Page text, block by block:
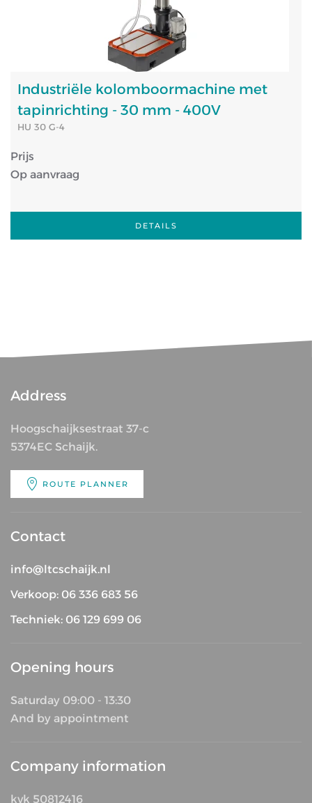
Industriële kolomboormachine met
tapinrichting - 30 mm - 400V
HU 30 G-4
Prijs
Op aanvraag
DETAILS
Address
Hoogschaijksestraat 37-c
5374EC Schaijk.
ROUTE PLANNER
Contact
info@ltcschaijk.nl
Verkoop: 06 336 683 56
Techniek: 06 129 699 06
Opening hours
Saturday 09:00 - 13:30
And by appointment
Company information
kvk 50812416